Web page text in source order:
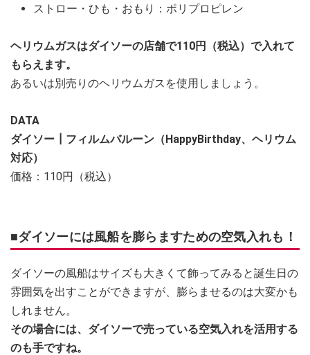
ストロー・ひも・おもり：ポリプロピレン
ヘリウムガスはダイソーの店舗で110円（税込）で入れて
もらえます。
あるいは別売りのヘリウムガスを使用しましょう。
DATA
ダイソー┃フィルムバルーン（HappyBirthday、ヘリウム
対応）
価格：110円（税込）
■ダイソーには風船を膨らますための空気入れも！
ダイソーの風船はサイズも大きくて飾ってみると誕生日の
雰囲気を出すことができますが、膨らませるのは大変かも
しれません。
その場合には、ダイソーで売っている空気入れを活用する
のも手ですね。